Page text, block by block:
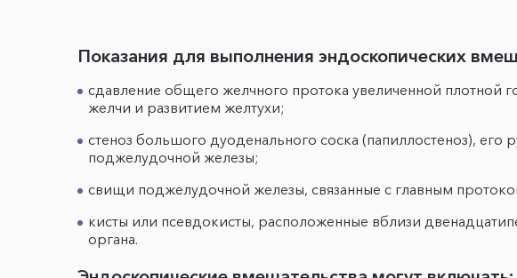
Показания для выполнения эндоскопических
сдавление общего желчного протока увеличенной плотной
желчи и развитием желтухи;
стеноз большого дуоденального соска (папиллостеноз),
поджелудочной железы;
свищи поджелудочной железы, связанные с главным
кисты или псевдокисты, расположенные вблизи
органа.